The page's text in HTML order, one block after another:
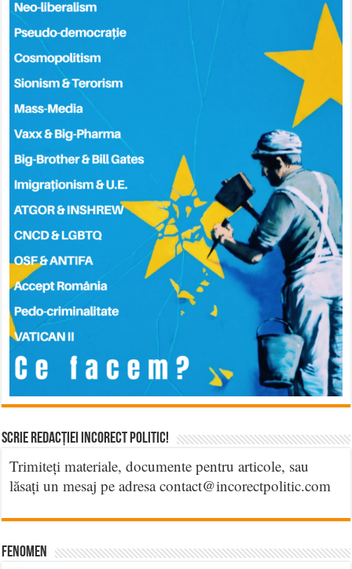
Scrie Redacției Incorect Politic!
Trimiteți materiale, documente pentru articole, sau
lăsați un mesaj pe adresa contact@incorectpolitic.com
Fenomen